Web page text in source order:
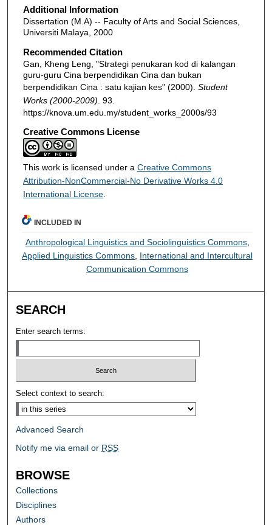
Additional Information
Dissertation (M.A) -- Faculty of Arts and Social Sciences,
Universiti Malaya, 2000
Recommended Citation
Gan, Kheng Leng, "Strategi penukaran kod di kalangan
guru-guru Cina berpendidikan Cina dan bukan
berpendidikan Cina : satu kajian kes" (2000). Student
Works (2000-2009) . 93.
https://knova.um.edu.my/student_works_2000s/93
Creative Commons License
This work is licensed under a Creative Commons
Attribution-NonCommercial-No Derivative Works 4.0
International License.
INCLUDED IN
Anthropological Linguistics and Sociolinguistics Commons,
Applied Linguistics Commons International and Intercultural
Communication Commons
SEARCH
Enter search terms:
Select context to search:
Advanced Search
Notify me via email or RSS
BROWSE
Collections
Disciplines
Authors